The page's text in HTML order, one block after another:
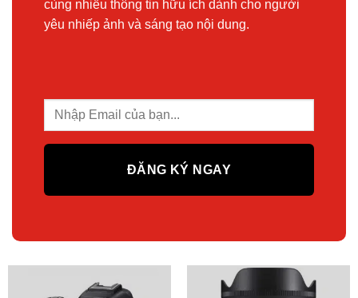
cùng nhiều thông tin hữu ích dành cho người
yêu nhiếp ảnh và sáng tạo nội dung.